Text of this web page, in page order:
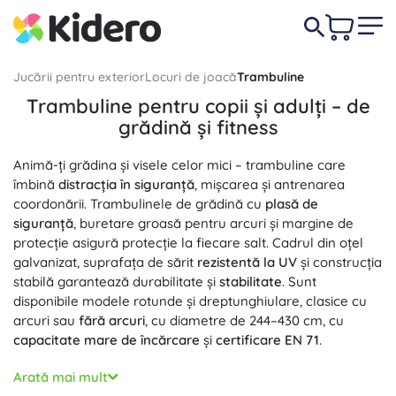
Jucării pentru exteriorLocuri de joacăTrambuline
Trambuline pentru copii și adulți – de
grădină și fitness
Animă-ți grădina și visele celor mici – trambuline care
îmbină distracția în siguranță, mișcarea și antrenarea
coordonării. Trambulinele de grădină cu plasă de
siguranță, buretare groasă pentru arcuri și margine de
protecție asigură protecție la fiecare salt. Cadrul din oțel
galvanizat, suprafața de sărit rezistentă la UV și construcția
stabilă garantează durabilitate și stabilitate. Sunt
disponibile modele rotunde și dreptunghiulare, clasice cu
arcuri sau fără arcuri, cu diametre de 244–430 cm, cu
capacitate mare de încărcare și certificare EN 71.
Săriturile pe trambulină întăresc zona core, îmbunătățesc
echilibrul și coordonarea și ajută la
Arată mai mult